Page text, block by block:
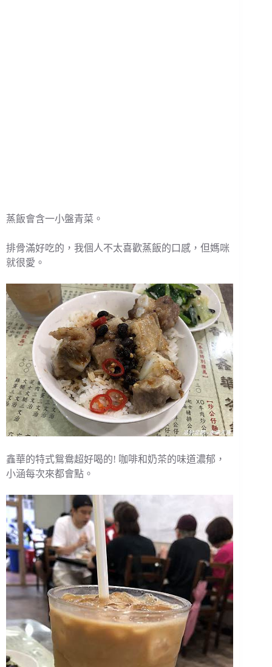
蒸飯會含一小盤青菜。
排骨滿好吃的，我個人不太喜歡蒸飯的口感，但媽咪
就很愛。
鑫華的特式鴛鴦超好喝的! 咖啡和奶茶的味道濃郁，
小涵每次來都會點。